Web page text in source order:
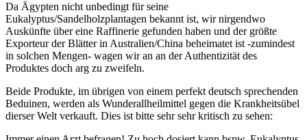
Da Ägypten nicht unbedingt für seine
Eukalyptus/Sandelholzplantagen bekannt ist, wir nirgendwo
Auskünfte über eine Raffinerie gefunden haben und der größte
Exporteur der Blätter in Australien/China beheimatet ist -zumindest
in solchen Mengen- wagen wir an an der Authentizität des
Produktes doch arg zu zweifeln.
Beide Produkte, im übrigen von einem perfekt deutsch sprechenden
Beduinen, werden als Wunderallheilmittel gegen die Krankheitsübel
dierser Welt verkauft. Dies ist bitte sehr sehr kritisch zu sehen: